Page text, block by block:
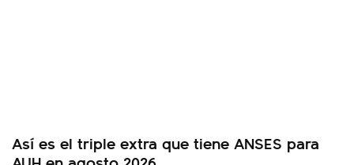
Así es el triple extra que tiene ANSES para